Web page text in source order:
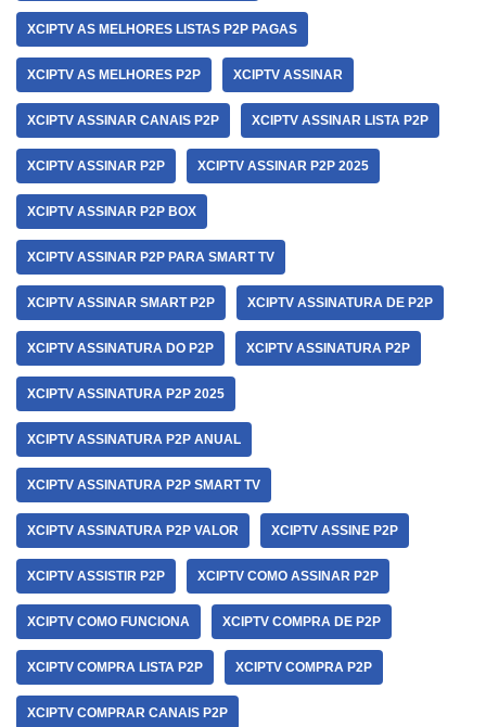
XCIPTV AS MELHORES LISTAS P2P PAGAS
XCIPTV AS MELHORES P2P XCIPTV ASSINAR
XCIPTV ASSINAR CANAIS P2P XCIPTV ASSINAR LISTA P2P
XCIPTV ASSINAR P2P XCIPTV ASSINAR P2P 2025
XCIPTV ASSINAR P2P BOX
XCIPTV ASSINAR P2P PARA SMART TV
XCIPTV ASSINAR SMART P2P XCIPTV ASSINATURA DE P2P
XCIPTV ASSINATURA DO P2P XCIPTV ASSINATURA P2P
XCIPTV ASSINATURA P2P 2025
XCIPTV ASSINATURA P2P ANUAL
XCIPTV ASSINATURA P2P SMART TV
XCIPTV ASSINATURA P2P VALOR XCIPTV ASSINE P2P
XCIPTV ASSISTIR P2P XCIPTV COMO ASSINAR P2P
XCIPTV COMO FUNCIONA XCIPTV COMPRA DE P2P
XCIPTV COMPRA LISTA P2P XCIPTV COMPRA P2P
XCIPTV COMPRAR CANAIS P2P